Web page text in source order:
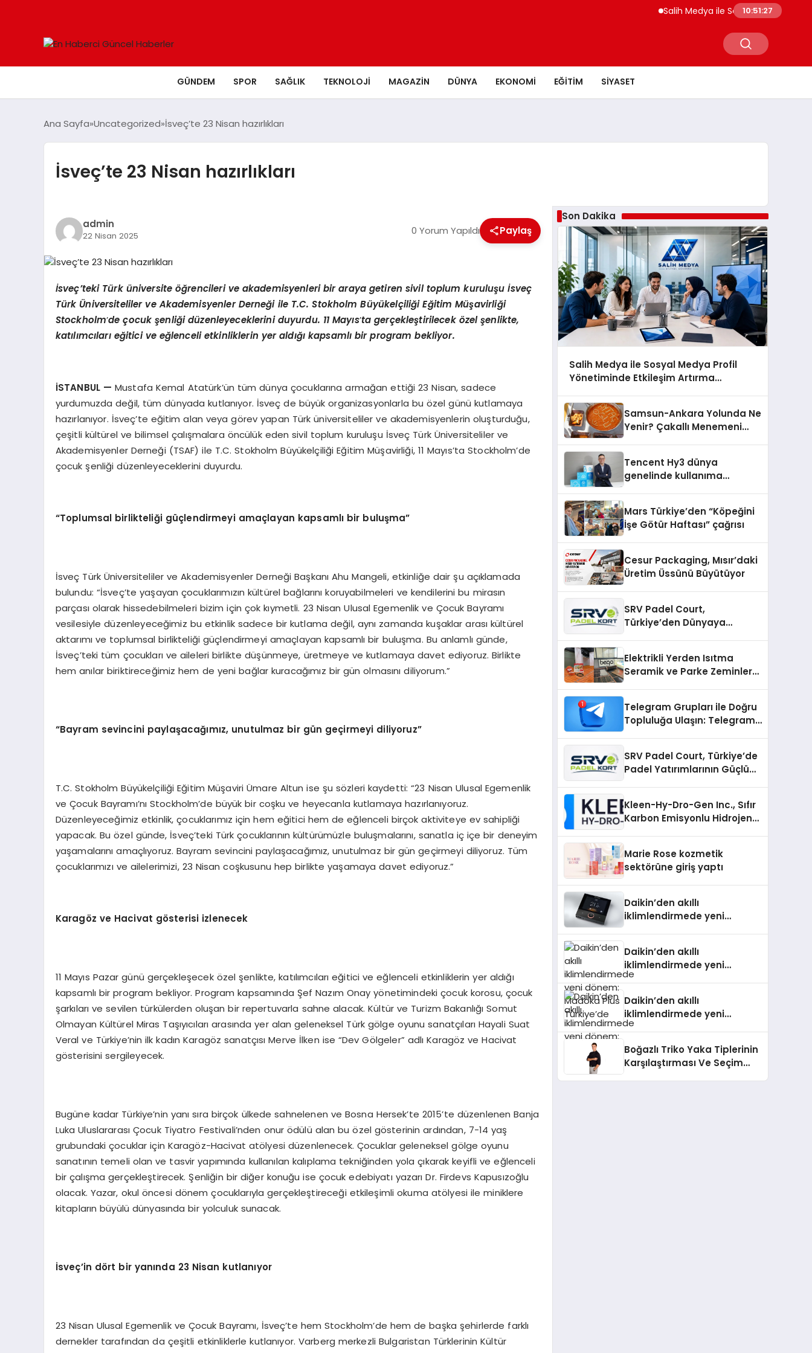
Salih Medya ile Sosyal Medya Profil
10:51:28
GÜNDEM SPOR SAĞLIK TEKNOLOJI MAGAZIN DÜNYA EKONOMI EĞITIM SIYASET
Ana Sayfa Uncategorized İsveç’te 23 Nisan hazırlıkları
İsveç’te 23 Nisan hazırlıkları
admin
22 Nisan 2025 0 Yorum Yapıldı Paylaş
İsveç’teki Türk üniversite öğrencileri ve akademisyenleri bir araya getiren sivil toplum kuruluşu İsveç
Türk Üniversiteliler ve Akademisyenler Derneği ile T.C. Stokholm Büyükelçiliği Eğitim Müşavirliği
Stockholm’de çocuk şenliği düzenleyeceklerini duyurdu. 11 Mayıs’ta gerçekleştirilecek özel şenlikte,
katılımcıları eğitici ve eğlenceli etkinliklerin yer aldığı kapsamlı bir program bekliyor.
İSTANBUL — Mustafa Kemal Atatürk’ün tüm dünya çocuklarına armağan ettiği 23 Nisan, sadece
yurdumuzda değil, tüm dünyada kutlanıyor. İsveç de büyük organizasyonlarla bu özel günü kutlamaya
hazırlanıyor. İsveç’te eğitim alan veya görev yapan Türk üniversiteliler ve akademisyenlerin oluşturduğu,
çeşitli kültürel ve bilimsel çalışmalara öncülük eden sivil toplum kuruluşu İsveç Türk Üniversiteliler ve
Akademisyenler Derneği (TSAF) ile T.C. Stokholm Büyükelçiliği Eğitim Müşavirliği, 11 Mayıs’ta Stockholm’de
çocuk şenliği düzenleyeceklerini duyurdu.
“Toplumsal birlikteliği güçlendirmeyi amaçlayan kapsamlı bir buluşma”
İsveç Türk Üniversiteliler ve Akademisyenler Derneği Başkanı Ahu Mangeli, etkinliğe dair şu açıklamada
bulundu: “İsveç’te yaşayan çocuklarımızın kültürel bağlarını koruyabilmeleri ve kendilerini bu mirasın
parçası olarak hissedebilmeleri bizim için çok kıymetli. 23 Nisan Ulusal Egemenlik ve Çocuk Bayramı
vesilesiyle düzenleyeceğimiz bu etkinlik sadece bir kutlama değil, aynı zamanda kuşaklar arası kültürel
aktarımı ve toplumsal birlikteliği güçlendirmeyi amaçlayan kapsamlı bir buluşma. Bu anlamlı günde,
İsveç’teki tüm çocukları ve aileleri birlikte düşünmeye, üretmeye ve kutlamaya davet ediyoruz. Birlikte
hem anılar biriktireceğimiz hem de yeni bağlar kuracağımız bir gün olmasını diliyorum.”
“Bayram sevincini paylaşacağımız, unutulmaz bir gün geçirmeyi diliyoruz”
T.C. Stokholm Büyükelçiliği Eğitim Müşaviri Ümare Altun ise şu sözleri kaydetti: “23 Nisan Ulusal Egemenlik
ve Çocuk Bayramı’nı Stockholm’de büyük bir coşku ve heyecanla kutlamaya hazırlanıyoruz.
Düzenleyeceğimiz etkinlik, çocuklarımız için hem eğitici hem de eğlenceli birçok aktiviteye ev sahipliği
yapacak. Bu özel günde, İsveç’teki Türk çocuklarının kültürümüzle buluşmalarını, sanatla iç içe bir deneyim
yaşamalarını amaçlıyoruz. Bayram sevincini paylaşacağımız, unutulmaz bir gün geçirmeyi diliyoruz. Tüm
çocuklarımızı ve ailelerimizi, 23 Nisan coşkusunu hep birlikte yaşamaya davet ediyoruz.”
Karagöz ve Hacivat gösterisi izlenecek
11 Mayıs Pazar günü gerçekleşecek özel şenlikte, katılımcıları eğitici ve eğlenceli etkinliklerin yer aldığı
kapsamlı bir program bekliyor. Program kapsamında Şef Nazım Onay yönetimindeki çocuk korosu, çocuk
şarkıları ve sevilen türkülerden oluşan bir repertuvarla sahne alacak. Kültür ve Turizm Bakanlığı Somut
Olmayan Kültürel Miras Taşıyıcıları arasında yer alan geleneksel Türk gölge oyunu sanatçıları Hayali Suat
Veral ve Türkiye’nin ilk kadın Karagöz sanatçısı Merve İlken ise “Dev Gölgeler” adlı Karagöz ve Hacivat
gösterisini sergileyecek.
Bugüne kadar Türkiye’nin yanı sıra birçok ülkede sahnelenen ve Bosna Hersek’te 2015’te düzenlenen Banja
Luka Uluslararası Çocuk Tiyatro Festivali’nden onur ödülü alan bu özel gösterinin ardından, 7-14 yaş
grubundaki çocuklar için Karagöz-Hacivat atölyesi düzenlenecek. Çocuklar geleneksel gölge oyunu
sanatının temeli olan ve tasvir yapımında kullanılan kalıplama tekniğinden yola çıkarak keyifli ve eğlenceli
bir çalışma gerçekleştirecek. Şenliğin bir diğer konuğu ise çocuk edebiyatı yazarı Dr. Firdevs Kapusızoğlu
olacak. Yazar, okul öncesi dönem çocuklarıyla gerçekleştireceği etkileşimli okuma atölyesi ile miniklere
kitapların büyülü dünyasında bir yolculuk sunacak.
İsveç’in dört bir yanında 23 Nisan kutlanıyor
23 Nisan Ulusal Egemenlik ve Çocuk Bayramı, İsveç’te hem Stockholm’de hem de başka şehirlerde farklı
dernekler tarafından da çeşitli etkinliklerle kutlanıyor. Varberg merkezli Bulgaristan Türklerinin Kültür
Son Dakika
Salih Medya ile Sosyal Medya Profil
Yönetiminde Etkileşim Artırma
Samsun-Ankara Yolunda Ne
Yenir? Çakallı Menemeni
Tencent Hy3 dünya
genelinde kullanıma
Mars Türkiye’den “Köpeğini
İşe Götür Haftası” çağrısı
Cesur Packaging, Mısır’daki
Üretim Üssünü Büyütüyor
SRV Padel Court,
Türkiye’den Dünyaya
Elektrikli Yerden Isıtma
Seramik ve Parke Zeminler
Telegram Grupları ile Doğru
Topluluğa Ulaşın: Telegram
SRV Padel Court, Türkiye’de
Padel Yatırımlarının Güçlü
Kleen-Hy-Dro-Gen Inc., Sıfır
Karbon Emisyonlu Hidrojen
Aldı
Marie Rose kozmetik
sektörüne giriş yaptı
Daikin’den akıllı
iklimlendirmede yeni
Daikin’den akıllı
iklimlendirmede yeni
dönem: Madoka Plus
Daikin’den akıllı
iklimlendirmede yeni
dönem: Madoka Plus
Boğazlı Triko Yaka Tiplerinin
Karşılaştırması Ve Seçim